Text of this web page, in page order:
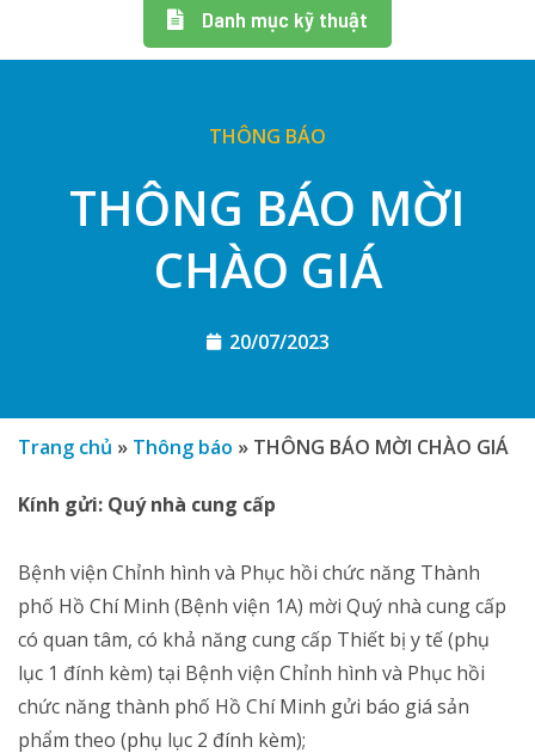
Danh mục kỹ thuật
THÔNG BÁO
THÔNG BÁO MỜI
CHÀO GIÁ
20/07/2023
Trang chủ » Thông báo » THÔNG BÁO MỜI CHÀO GIÁ
Kính gửi: Quý nhà cung cấp
Bệnh viện Chỉnh hình và Phục hồi chức năng Thành
phố Hồ Chí Minh (Bệnh viện 1A) mời Quý nhà cung cấp
có quan tâm, có khả năng cung cấp Thiết bị y tế (phụ
lục 1 đính kèm) tại Bệnh viện Chỉnh hình và Phục hồi
chức năng thành phố Hồ Chí Minh gửi báo giá sản
phẩm theo (phụ lục 2 đính kèm);